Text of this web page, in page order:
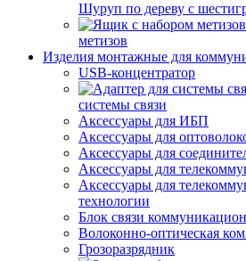
Шуруп по дереву с
метизов
Изделия монтажные для
USB-концентратор
системы связи
Аксессуары для ИБП
Аксессуары для
Аксессуары для
Аксессуары для
Аксессуары для
технологии
Блок связи
Волоконно-оптическая
Грозоразрядник